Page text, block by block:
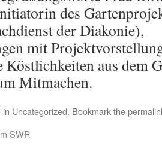
des
der Diakonie),
mit
aus dem
Mitmachen.
in Uncategorized. Bookmark the
SWR